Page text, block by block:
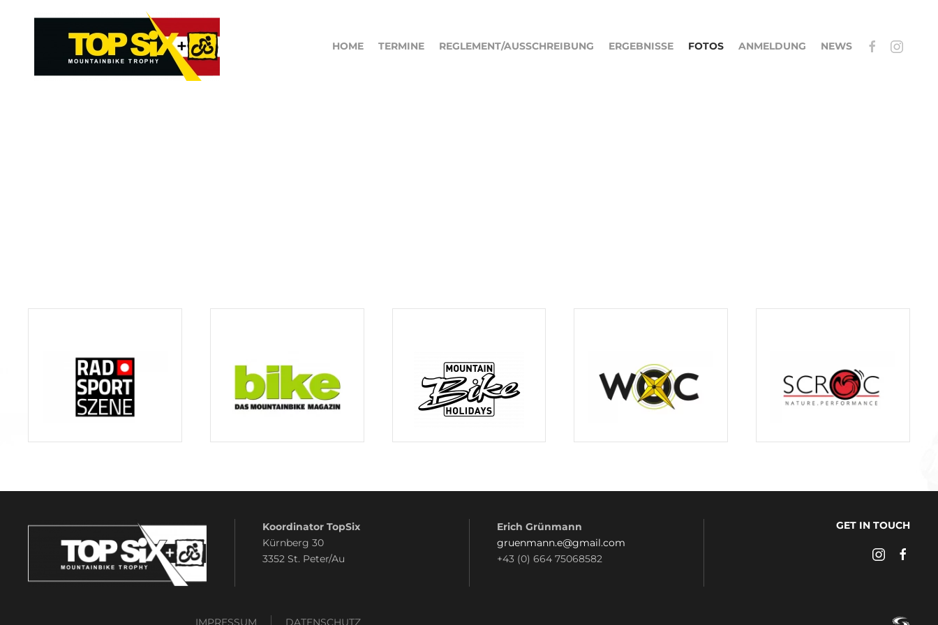
Skip to main content
HOME TERMINE REGLEMENT/AUSSCHREIBUNG ERGEBNISSE FOTOS ANMELDUNG NEWS
Koordinator TopSix
Kürnberg 30
3352 St. Peter/Au
Erich Grünmann
gruenmann.e@gmail.com
+43 (0) 664 75068582
GET IN TOUCH
IMPRESSUM DATENSCHUTZ